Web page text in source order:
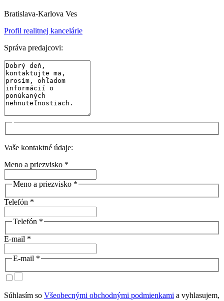
Bratislava-Karlova Ves
Profil realitnej kancelárie
Správa predajcovi:
Vaše kontaktné údaje:
Meno a priezvisko *
Meno a priezvisko *
Telefón *
Telefón *
E-mail *
E-mail *
Súhlasím so Všeobecnými obchodnými podmienkami a vyhlasujem,